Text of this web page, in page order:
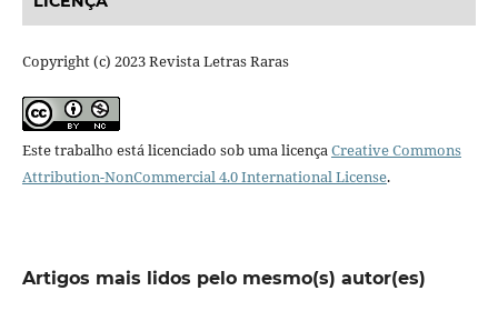
Copyright (c) 2023 Revista Letras Raras
Este trabalho está licenciado sob uma licençaCreative Commons
Attribution-NonCommercial 4.0 International License.
Artigos mais lidos pelo mesmo(s) autor(es)